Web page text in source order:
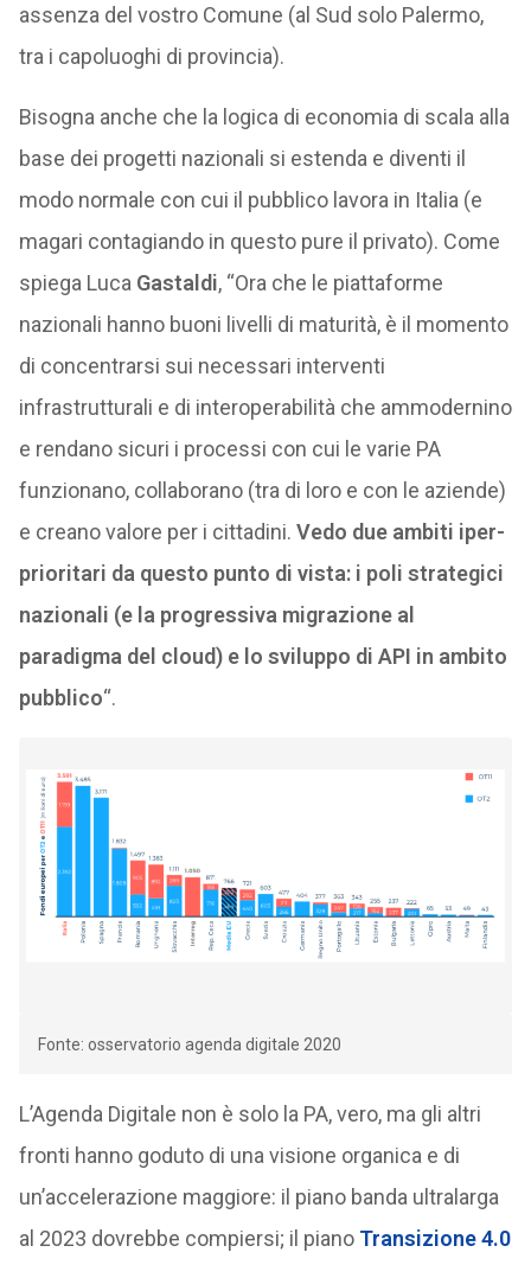
assenza del vostro Comune (al Sud solo Palermo,
tra i capoluoghi di provincia).
Bisogna anche che la logica di economia di scala alla
base dei progetti nazionali si estenda e diventi il
modo normale con cui il pubblico lavora in Italia (e
magari contagiando in questo pure il privato). Come
spiega Luca Gastaldi, “Ora che le piattaforme
nazionali hanno buoni livelli di maturità, è il momento
di concentrarsi sui necessari interventi
infrastrutturali e di interoperabilità che ammodernino
e rendano sicuri i processi con cui le varie PA
funzionano, collaborano (tra di loro e con le aziende)
e creano valore per i cittadini. Vedo due ambiti iper-
prioritari da questo punto di vista: i poli strategici
nazionali (e la progressiva migrazione al
paradigma del cloud) e lo sviluppo di API in ambito
pubblico“.
Fonte: osservatorio agenda digitale 2020
L’Agenda Digitale non è solo la PA, vero, ma gli altri
fronti hanno goduto di una visione organica e di
un’accelerazione maggiore: il piano banda ultralarga
al 2023 dovrebbe compiersi; il piano Transizione 4.0